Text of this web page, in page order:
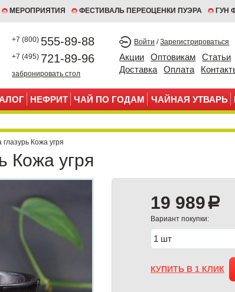
МЕРОПРИЯТИЯ ФЕСТИВАЛЬ ПЕРЕОЦЕНКИ ПУЭРА ГУН
+7 (800) 555-89-88
+7 (495) 721-89-96
забронировать стол
Войти /Зарегистрироваться
Акции Оптовикам
Статьи
Доставка
Оплата
НЕФРИТ ЧАЙ ПО ГОДАМ ЧАЙНАЯ УТВАРЬ
Кожа угря
Кожа угря
19 989 a
Вариант покупки:
КУПИТЬ В 1 КЛИК